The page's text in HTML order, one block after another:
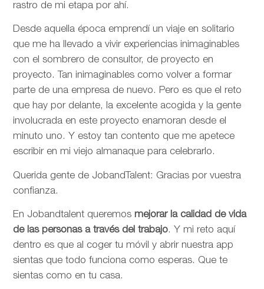
rastro de mi etapa por ahí.
Desde aquella época emprendí un viaje en solitario
que me ha llevado a vivir experiencias inimaginables
con el sombrero de consultor, de proyecto en
proyecto. Tan inimaginables como volver a formar
parte de una empresa de nuevo. Pero es que el reto
que hay por delante, la excelente acogida y la gente
involucrada en este proyecto enamoran desde el
minuto uno. Y estoy tan contento que me apetece
escribir en mi viejo almanaque para celebrarlo.
Querida gente de JobandTalent: Gracias por vuestra
confianza.
En Jobandtalent queremos mejorar la calidad de vida
de las personas a través del trabajo. Y mi reto aquí
dentro es que al coger tu móvil y abrir nuestra app
sientas que todo funciona como esperas. Que te
sientas como en tu casa.